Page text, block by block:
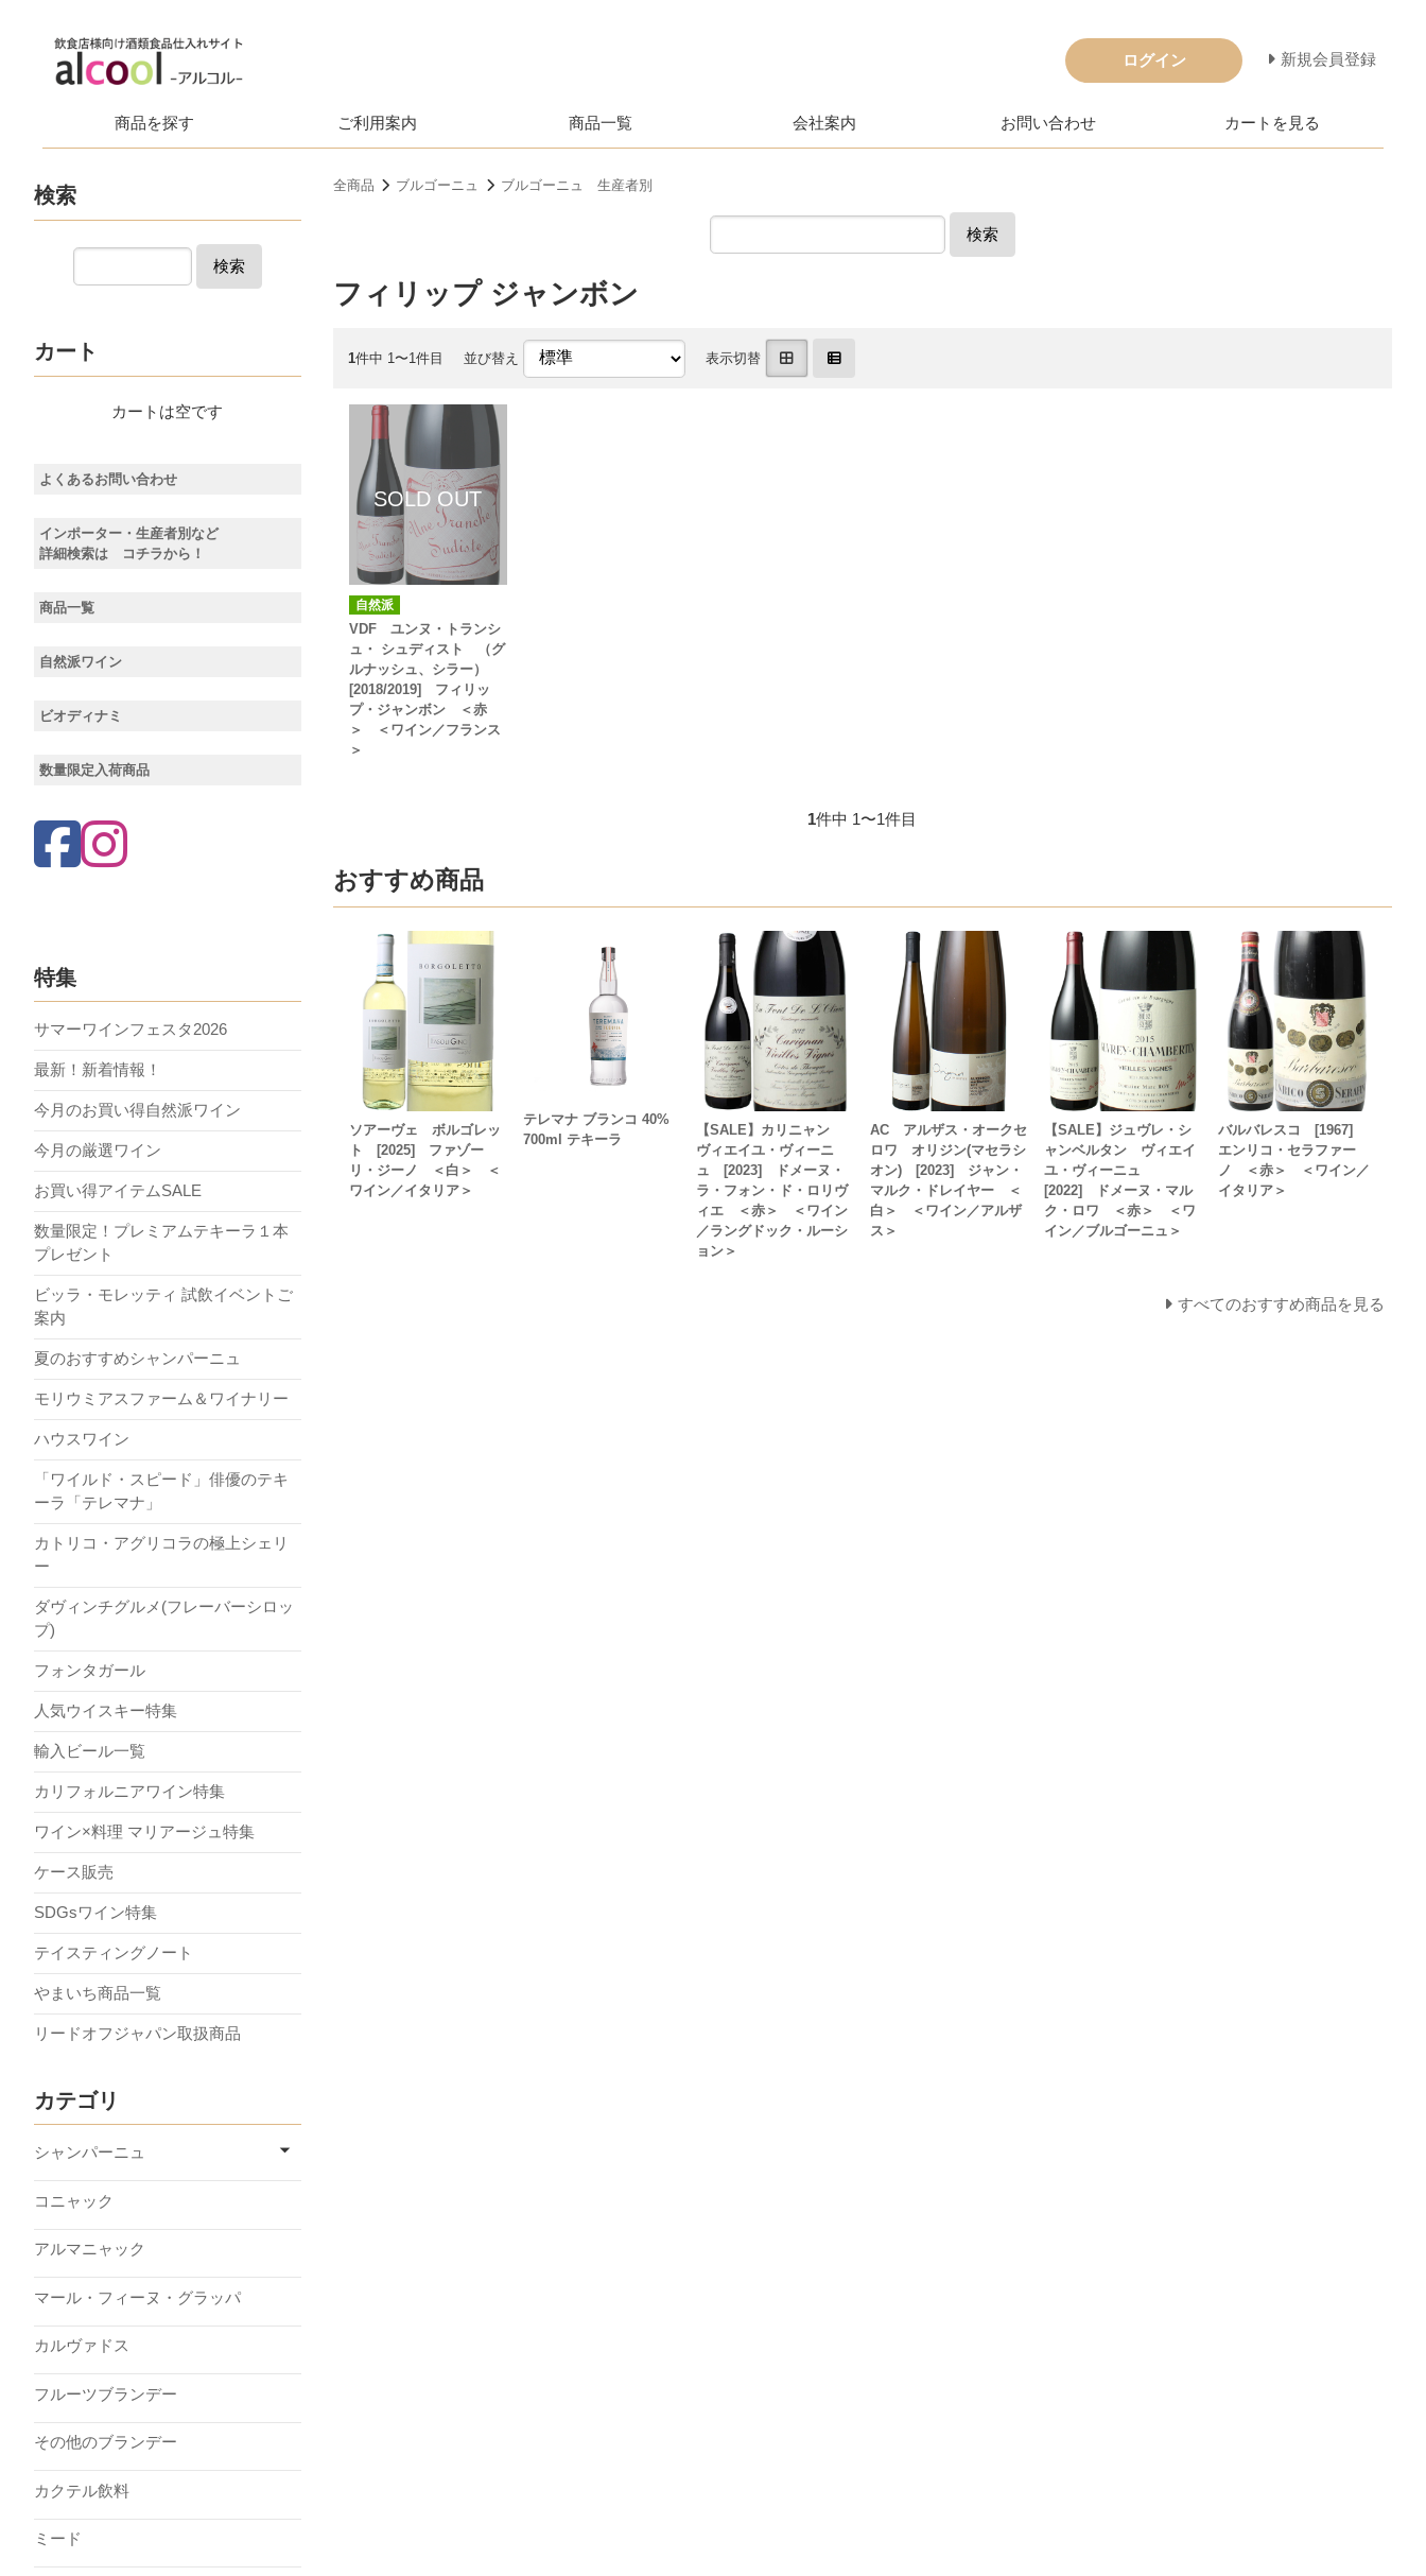
ログイン 新規会員登録
商品を探す ご利用案内 商品一覧 会社案内 お問い合わせ カートを見る
全商品 ブルゴーニュ ブルゴーニュ 生産者別
検索
フィリップ ジャンボン
1件中 1〜1件目 並び替え 表示切替
自然派
VDF ユンヌ・トランシ
ュ・ シュディスト （グ
ルナッシュ、シラー）
[2018/2019] フィリッ
プ・ジャンボン ＜赤
＞ ＜ワイン／フランス
＞
1件中 1〜1件目
おすすめ商品
ソアーヴェ ボルゴレッ
ト [2025] ファゾー
リ・ジーノ ＜白＞ ＜
ワイン／イタリア＞
テレマナ ブランコ 40%
700ml テキーラ
【SALE】カリニャン
ヴィエイユ・ヴィーニ
ュ [2023] ドメーヌ・
ラ・フォン・ド・ロリヴ
ィエ ＜赤＞ ＜ワイン
／ラングドック・ルーシ
ョン＞
AC アルザス・オークセ
ロワ オリジン(マセラシ
オン) [2023] ジャン・
マルク・ドレイヤー ＜
白＞ ＜ワイン／アルザ
ス＞
【SALE】ジュヴレ・シ
ャンベルタン ヴィエイ
ユ・ヴィーニュ
[2022] ドメーヌ・マル
ク・ロワ ＜赤＞ ＜ワ
イン／ブルゴーニュ＞
バルバレスコ [1967]
エンリコ・セラファー
ノ ＜赤＞ ＜ワイン／
イタリア＞
すべてのおすすめ商品を見る
検索
検索
カート
カートは空です
よくあるお問い合わせ
インポーター・生産者別など
詳細検索は コチラから！
商品一覧
自然派ワイン
ビオディナミ
数量限定入荷商品
特集
サマーワインフェスタ2026
最新！新着情報！
今月のお買い得自然派ワイン
今月の厳選ワイン
お買い得アイテムSALE
数量限定！プレミアムテキーラ１本
プレゼント
ビッラ・モレッティ 試飲イベントご
案内
夏のおすすめシャンパーニュ
モリウミアスファーム＆ワイナリー
ハウスワイン
「ワイルド・スピード」俳優のテキ
ーラ「テレマナ」
カトリコ・アグリコラの極上シェリ
ー
ダヴィンチグルメ(フレーバーシロッ
プ)
フォンタガール
人気ウイスキー特集
輸入ビール一覧
カリフォルニアワイン特集
ワイン×料理 マリアージュ特集
ケース販売
SDGsワイン特集
テイスティングノート
やまいち商品一覧
リードオフジャパン取扱商品
カテゴリ
シャンパーニュ
コニャック
アルマニャック
マール・フィーヌ・グラッパ
カルヴァドス
フルーツブランデー
その他のブランデー
カクテル飲料
ミード